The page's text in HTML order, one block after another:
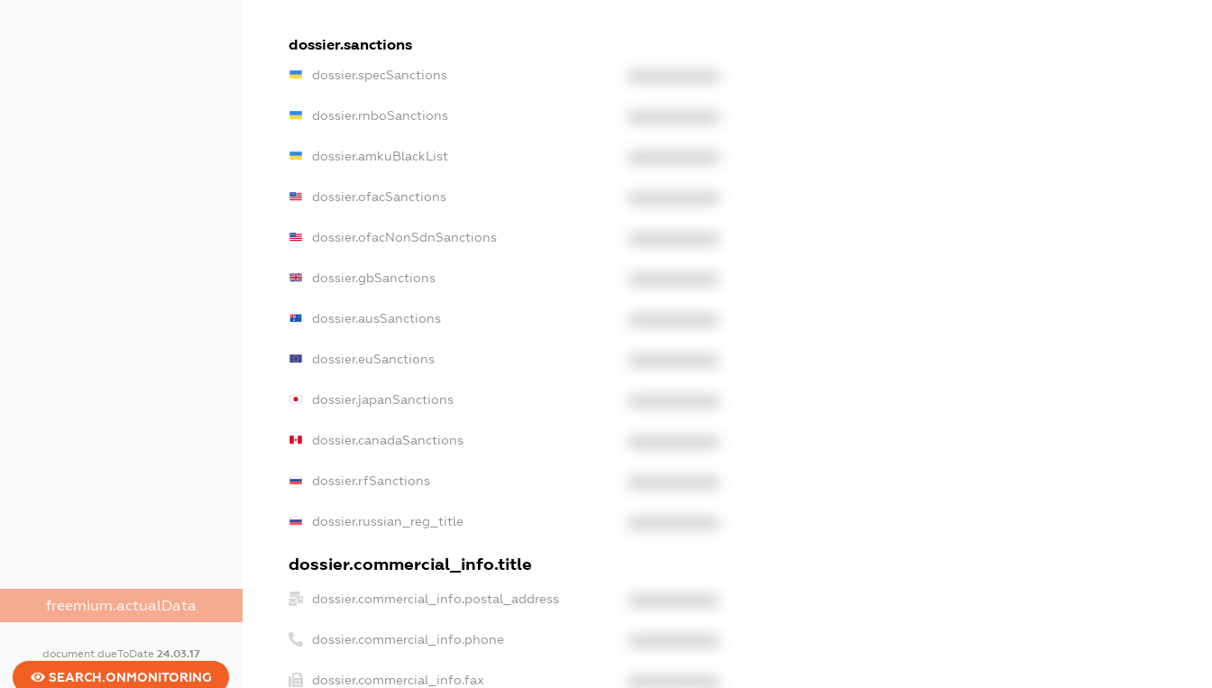
freemium.actualData
document.dueToDate 24.03.17
SEARCH.ONMONITORING
dossier.sanctions
dossier.specSanctions
dossier.rnboSanctions
dossier.amkuBlackList
dossier.ofacSanctions
dossier.ofacNonSdnSanctions
dossier.gbSanctions
dossier.ausSanctions
dossier.euSanctions
dossier.japanSanctions
dossier.canadaSanctions
dossier.rfSanctions
dossier.russian_reg_title
dossier.commercial_info.title
dossier.commercial_info.postal_address
dossier.commercial_info.phone
dossier.commercial_info.fax